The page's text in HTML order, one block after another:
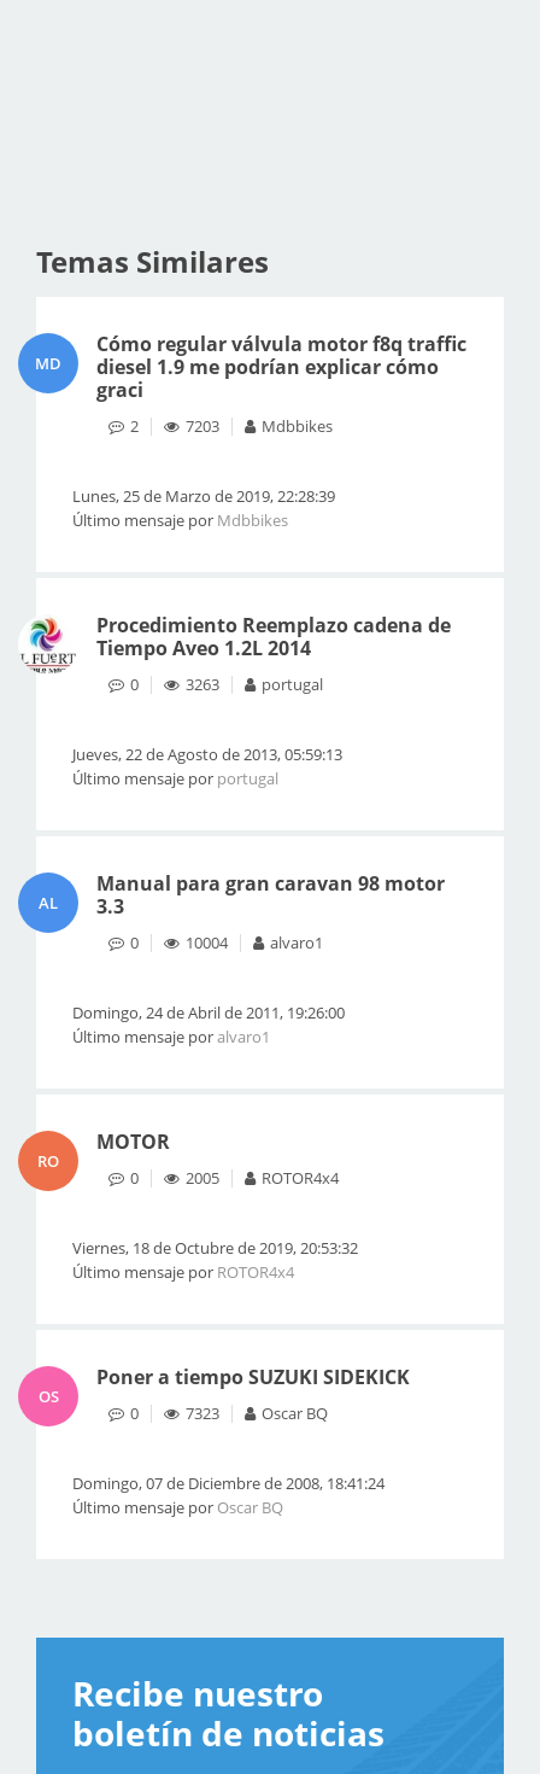
Temas Similares
MD
Cómo regular válvula motor f8q traffic
diesel 1.9 me podrían explicar cómo
graci
2 7203 Mdbbikes
Lunes, 25 de Marzo de 2019, 22:28:39
Último mensaje por Mdbbikes
Procedimiento Reemplazo cadena de
Tiempo Aveo 1.2L 2014
0 3263 portugal
Jueves, 22 de Agosto de 2013, 05:59:13
Último mensaje por portugal
AL
Manual para gran caravan 98 motor
3.3
0 10004 alvaro1
Domingo, 24 de Abril de 2011, 19:26:00
Último mensaje poralvaro1
RO
MOTOR
0 2005 ROTOR4x4
Viernes, 18 de Octubre de 2019, 20:53:32
Último mensaje por ROTOR4x4
OS
Poner a tiempo SUZUKI SIDEKICK
0 7323 Oscar BQ
Domingo, 07 de Diciembre de 2008, 18:41:24
Último mensaje por Oscar BQ
Recibe nuestro
boletín de noticias